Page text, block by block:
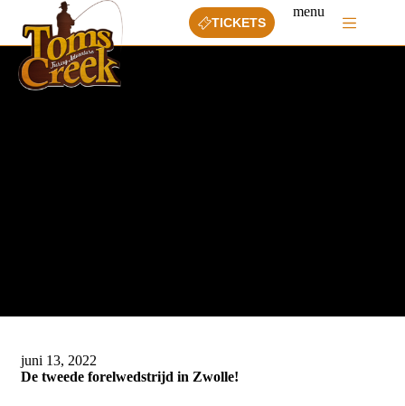
naar
inhoud
TICKETS
menu
juni 13, 2022
De tweede forelwedstrijd in Zwolle!